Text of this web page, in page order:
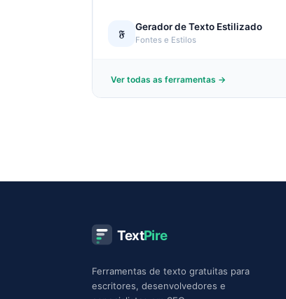
𝔉
Gerador de Texto Estilizado
Fontes e Estilos
Ver todas as ferramentas →
TextPire
Ferramentas de texto gratuitas para
escritores, desenvolvedores e